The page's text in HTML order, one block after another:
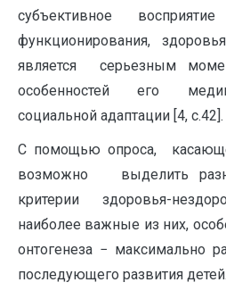
субъективное
функционирования,
является серьезным
особенностей его
социальной адаптации [4, с.42].
С помощью опроса,
возможно выделить
критерии здоровья-
наиболее важные из них,
онтогенеза − максимально
последующего развития детей.